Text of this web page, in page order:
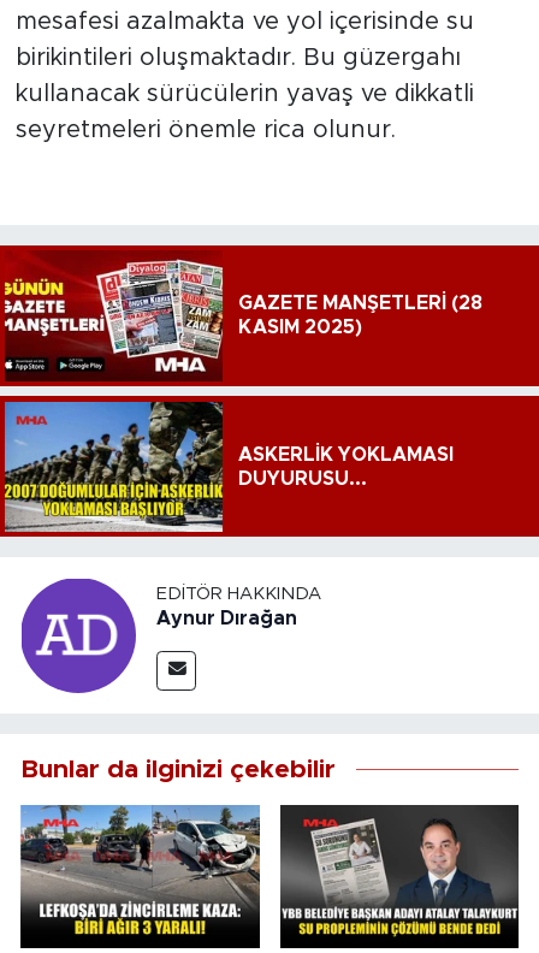
mesafesi azalmakta ve yol içerisinde su
birikintileri oluşmaktadır. Bu güzergahı
kullanacak sürücülerin yavaş ve dikkatli
seyretmeleri önemle rica olunur.
GAZETE MANŞETLERİ (28
KASIM 2025)
ASKERLİK YOKLAMASI
DUYURUSU...
EDITÖR HAKKINDA
Aynur Dırağan
Bunlar da ilginizi çekebilir